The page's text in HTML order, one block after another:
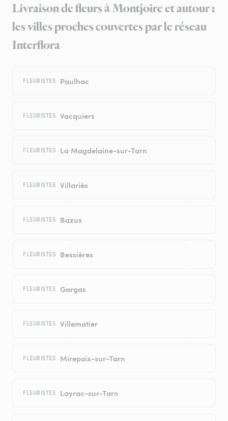
Livraison de fleurs à Montjoire et autour :
les villes proches couvertes par le réseau
Interflora
FLEURISTES Paulhac
FLEURISTES Vacquiers
FLEURISTES La Magdelaine-sur-Tarn
FLEURISTES Villariès
FLEURISTES Bazus
FLEURISTES Bessières
FLEURISTES Gargas
FLEURISTES Villematier
FLEURISTES Mirepoix-sur-Tarn
FLEURISTES Layrac-sur-Tarn